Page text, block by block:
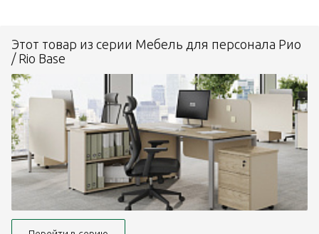
Этот товар из серии Мебель для персонала Рио
/ Rio Base